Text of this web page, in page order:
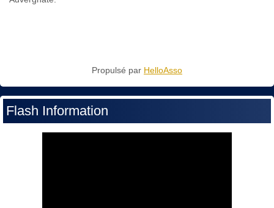
Propulsé par HelloAsso
Flash Information